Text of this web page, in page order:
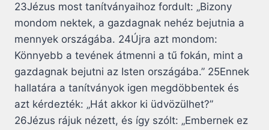
23Jézus most tanítványaihoz fordult: „Bizony
mondom nektek, a gazdagnak nehéz bejutnia a
mennyek országába. 24Újra azt mondom:
Könnyebb a tevének átmenni a tű fokán, mint a
gazdagnak bejutni az Isten országába.” 25Ennek
hallatára a tanítványok igen megdöbbentek és
azt kérdezték: „Hát akkor ki üdvözülhet?”
26Jézus rájuk nézett, és így szólt: „Embernek ez